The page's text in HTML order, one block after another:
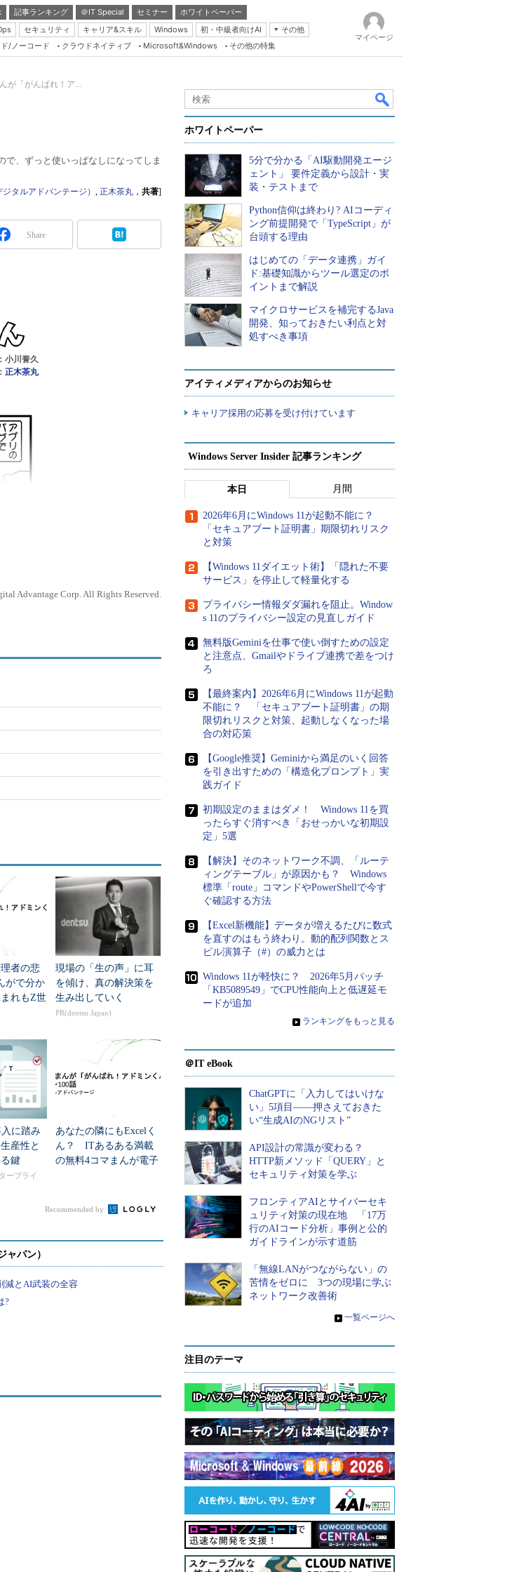
記事ランキング ＠IT Special セミナー
ホワイトペーパー
セキュリティ キャリア&スキル Windows 初・中級者向けAI
その他
Server & Storage
Database Expert
Linux ＆ OSS
Master of IP Network
Security & Trust
/ノーコード クラウドネイティブ Microsoft&Windows その他の特集
マイページ
が「がんばれ！ア...
で、ずっと使いっぱなしになってしま
タルアドバンテージ） , 正木茶丸 ， 共著]
Share
小川誉久
正木茶丸
の回へ »
ん」
Advantage Corp. All Rights Reserved.
者の悲
がで分か
れもZ世
現場の「生の声」に耳
を傾け、真の解決策を
生み出していく
PR(dentsu Japan)
に踏み
産性と
鍵
ープライ
あなたの隣にもExcelく
ん？ ITあるある満載
の無料4コマまんが電子
Recommended by
ホワイトペーパー
5分で分かる「AI駆動開発エージ
ェント」 要件定義から設計・実
装・テストまで
Python信仰は終わり? AIコーディ
ング前提開発で「TypeScript」が
台頭する理由
はじめての「データ連携」ガイ
ド:基礎知識からツール選定のポ
イントまで解説
マイクロサービスを補完するJava
開発、知っておきたい利点と対
処すべき事項
アイティメディアからのお知らせ
キャリア採用の応募を受け付けています
Windows Server Insider 記事ランキング
本日 月間
2026年6月にWindows 11が起動不能に？
「セキュアブート証明書」期限切れリスク
と対策
【Windows 11ダイエット術】「隠れた不要
サービス」を停止して軽量化する
プライバシー情報ダダ漏れを阻止。Window
s 11のプライバシー設定の見直しガイド
無料版Geminiを仕事で使い倒すための設定
と注意点、Gmailやドライブ連携で差をつけ
ろ
【最終案内】2026年6月にWindows 11が起動
不能に？ 「セキュアブート証明書」の期
限切れリスクと対策、起動しなくなった場
合の対応策
【Google推奨】Geminiから満足のいく回答
を引き出すための「構造化プロンプト」実
践ガイド
初期設定のままはダメ！ Windows 11を買
ったらすぐ消すべき「おせっかいな初期設
定」5選
【解決】そのネットワーク不調、「ルーテ
ィングテーブル」が原因かも？ Windows
標準「route」コマンドやPowerShellで今す
ぐ確認する方法
【Excel新機能】データが増えるたびに数式
を直すのはもう終わり。動的配列関数とス
ピル演算子（#）の威力とは
Windows 11が軽快に？ 2026年5月パッチ
「KB5089549」でCPU性能向上と低遅延モ
ードが追加
» ランキングをもっと見る
＠IT eBook
ChatGPTに「入力してはいけな
い」5項目――押さえておきた
い“生成AIのNGリスト”
API設計の常識が変わる？
HTTP新メソッド「QUERY」と
セキュリティ対策を学ぶ
フロンティアAIとサイバーセキ
ュリティ対策の現在地 「17万
行のAIコード分析」事例と公的
ガイドラインが示す道筋
「無線LANがつながらない」の
苦情をゼロに 3つの現場に学ぶ
ネットワーク改善術
» 一覧ページへ
注目のテーマ